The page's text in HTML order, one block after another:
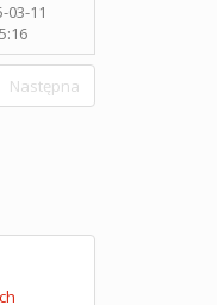
03-11
Następna